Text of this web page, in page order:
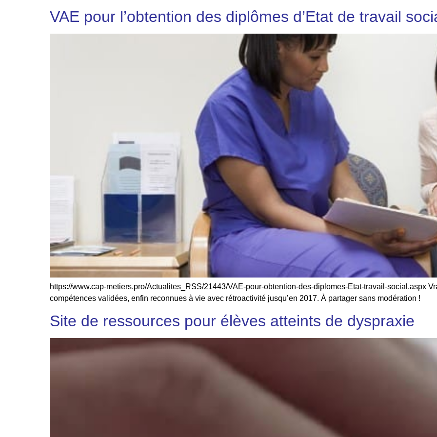
VAE pour l’obtention des diplômes d’Etat de travail
https://www.cap-metiers.pro/Actualites_RSS/21443/VAE-pour-obtention-des-diplomes-Etat-travail-social.aspx
compétences validées, enfin reconnues à vie avec rétroactivité jusqu’en 2017. À partager sans modération !
Site de ressources pour élèves atteints de dyspraxie